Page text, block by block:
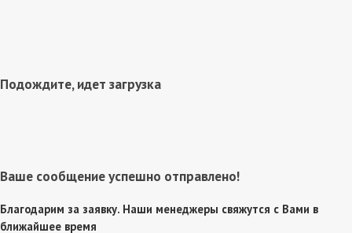
Подождите, идет загрузка
Ваше сообщение успешно отправлено!
Благодарим за заявку. Наши менеджеры свяжутся с Вами в
ближайшее время